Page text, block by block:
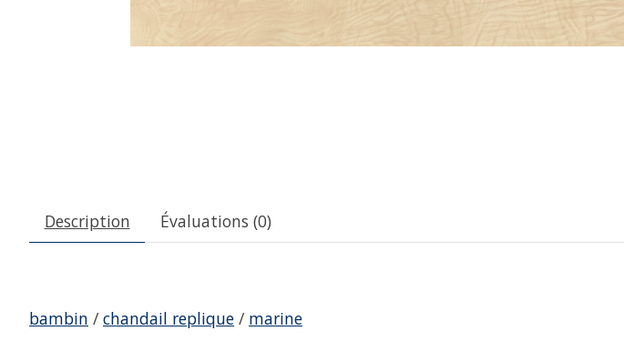
Description Évaluations (0)
bambin / chandail replique / marine